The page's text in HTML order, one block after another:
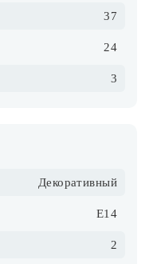
37
24
3
Декоративный
E14
2